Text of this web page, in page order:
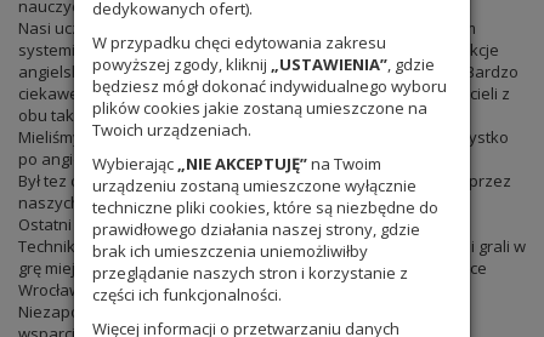
dedykowanych ofert).
W przypadku chęci edytowania zakresu
powyższej zgody, kliknij „USTAWIENIA”, gdzie
będziesz mógł dokonać indywidualnego wyboru
plików cookies jakie zostaną umieszczone na
Twoich urządzeniach.
Wybierając „NIE AKCEPTUJĘ”na Twoim
urządzeniu zostaną umieszczone wyłącznie
techniczne pliki cookies, które są niezbędne do
prawidłowego działania naszej strony, gdzie
brak ich umieszczenia uniemożliwiłby
przeglądanie naszych stron i korzystanie z
części ich funkcjonalności.
Więcej informacji o przetwarzaniu danych
nauczycielami z Turcji, którzy spędzą u nas 5 dni.
Nasi uczniowie z 7 klas i goście rozmawiali o polskim i tureckim
systemie edukacji i Unii Europejskiej, a nauczyciele oglądali lekcje
angielskiego, niemieckiego, geografii i fizyki, matematyki, wf. Bardzo
ciekawe doświadczenie zarówno dla uczniów jak i dla nauczycieli z
obu tak różnych krajów.
Mieliśmy okazję poznać tureckie gry i zabawy, oczywiście wszystko
po angielsku.
Był tez czas na muzykę, tańce i przepyszne ciasta upieczone przez
naszych uczniów.
Ostatni dzień na projekcie Erasmus + uczniowie Parnasu i
Technikum TEB Edukacji wraz z koleżankami i kolegami z Turcji grali w
grę miejską. Szukali krasnali i odpowiadali na pytania dotyczące
Wrocławia i Unii Europejskiej.
Niezapomniane wrażenia. To był również czas na refleksję i